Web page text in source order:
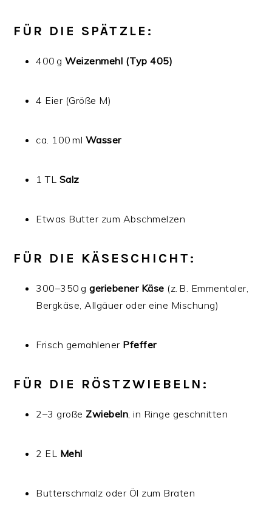
FÜR DIE SPÄTZLE:
400 gWeizenmehl (Typ 405)
4 Eier (Größe M)
ca. 100 ml Wasser
1 TL Salz
Etwas Butter zum Abschmelzen
FÜR DIE KÄSESCHICHT:
300–350 ggeriebener Käse (z. B. Emmentaler,
Bergkäse, Allgäuer oder eine Mischung)
Frisch gemahlener Pfeffer
FÜR DIE RÖSTZWIEBELN:
2–3 große Zwiebeln, in Ringe geschnitten
2 EL Mehl
Butterschmalz oder Öl zum Braten